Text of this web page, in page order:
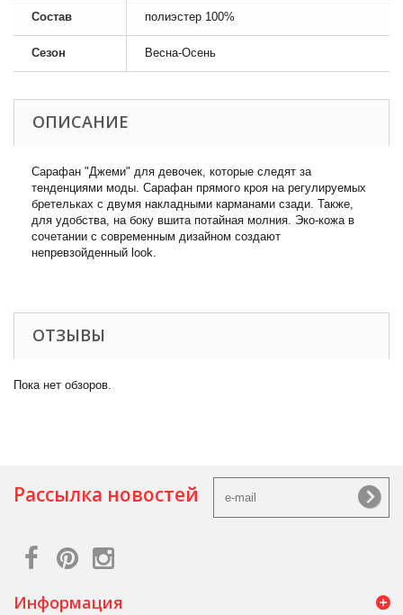
Состав полиэстер 100%
Сезон Весна-Осень
ОПИСАНИЕ
Сарафан "Джеми" для девочек, которые следят за
тенденциями моды. Сарафан прямого кроя на регулируемых
бретельках с двумя накладными карманами сзади. Также,
для удобства, на боку вшита потайная молния. Эко-кожа в
сочетании с современным дизайном создают
непревзойденный look.
ОТЗЫВЫ
Пока нет обзоров.
Рассылка новостей
Информация